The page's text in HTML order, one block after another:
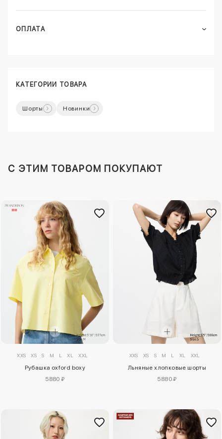
ОПЛАТА
КАТЕГОРИИ ТОВАРА
Шорты Новинки
C ЭТИМ ТОВАРОМ ПОКУПАЮТ
XXS XS S M L XL XXL
Рубашка oxford boxy
5880 ₽
XXS XS S M L XL XXL
Льняные хлопковые шорты
5880 ₽